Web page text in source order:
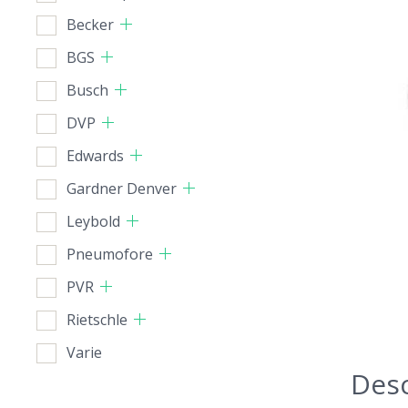
Becker
BGS
Busch
DVP
Edwards
Gardner Denver
Leybold
Pneumofore
PVR
Rietschle
Varie